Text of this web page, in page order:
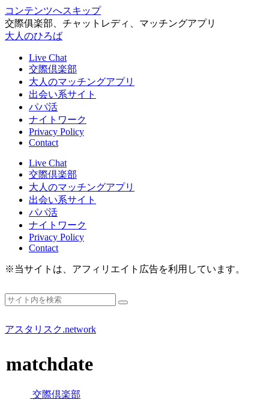
コンテンツへスキップ
交際俱楽部、チャットレディ、マッチングアプリ
大人のひろば
Live Chat
交際倶楽部
大人のマッチングアプリ
出会い系サイト
パパ活
ナイトワーク
Privacy Policy
Contact
Live Chat
交際倶楽部
大人のマッチングアプリ
出会い系サイト
パパ活
ナイトワーク
Privacy Policy
Contact
※当サイトは、アフィリエイト広告を利用しています。
アスタリスク.network
matchdate
交際倶楽部